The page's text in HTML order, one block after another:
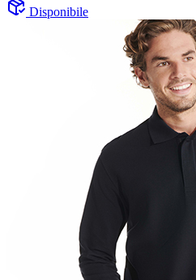
Disponibile